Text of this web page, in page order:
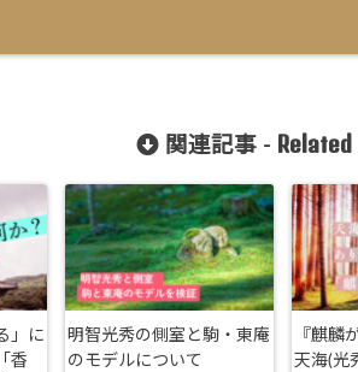
関連記事 -
」に
香
明智光秀の側室と駒・東庵
のモデルについて
『麒麟
天海(光